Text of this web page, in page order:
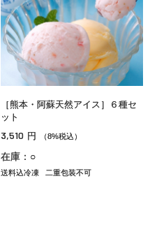
［熊本・阿蘇天然アイス］６種セ
ット
3,510 円 （8%税込）
在庫：○
送料込冷凍 二重包装不可